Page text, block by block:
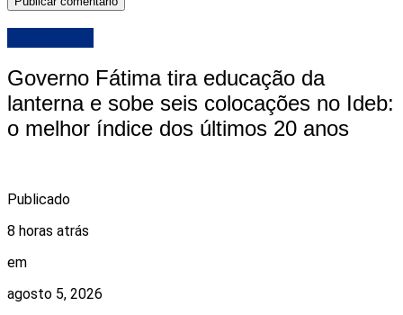
Governo Fátima tira educação da
lanterna e sobe seis colocações no Ideb:
o melhor índice dos últimos 20 anos
Publicado
8 horas atrás
em
agosto 5, 2026